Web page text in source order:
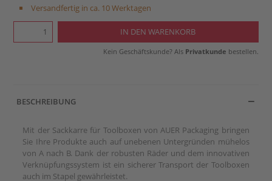
Versandfertig in ca. 10 Werktagen
Kein Geschäftskunde? Als Privatkunde bestellen.
BESCHREIBUNG
Mit der Sackkarre für Toolboxen von AUER Packaging bringen
Sie Ihre Produkte auch auf unebenen Untergründen mühelos
von A nach B. Dank der robusten Räder und dem innovativen
Verknüpfungssystem ist ein sicherer Transport der Toolboxen
auch im Stapel gewährleistet.